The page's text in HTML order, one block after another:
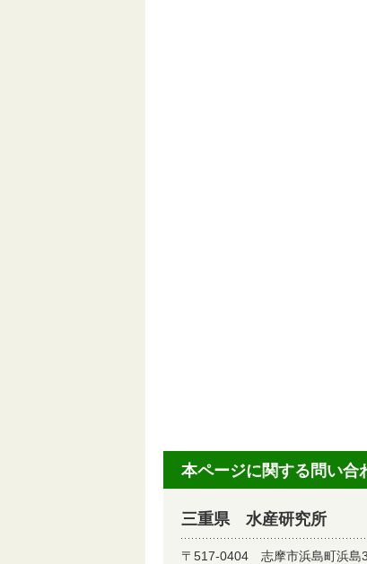
本ページに関する問い合
三重県 水産研究所
〒517-0404 志摩市浜島町浜島